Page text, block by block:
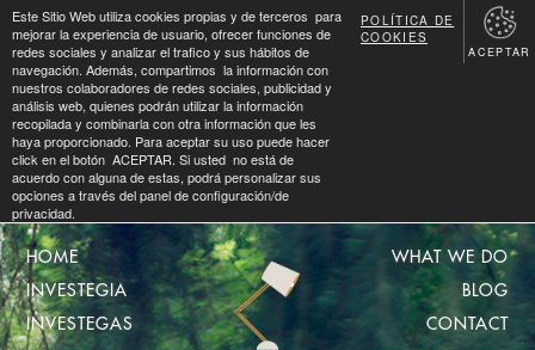
HOME
INVESTEGIA
INVESTEGAS
WHAT WE DO
BLOG
CONTACT
Este Sitio Web utiliza cookies propias y de terceros para
mejorar la experiencia de usuario, ofrecer funciones de
redes sociales y analizar el trafico y sus hábitos de
navegación. Además, compartimos la información con
nuestros colaboradores de redes sociales, publicidad y
análisis web, quienes podrán utilizar la información
recopilada y combinarla con otra información que les
haya proporcionado. Para aceptar su uso puede hacer
click en el botón ACEPTAR. Si usted no está de
acuerdo con alguna de estas, podrá personalizar sus
opciones a través del panel de configuración/de
privacidad.
POLÍTICA DE
COOKIES
ACEPTAR